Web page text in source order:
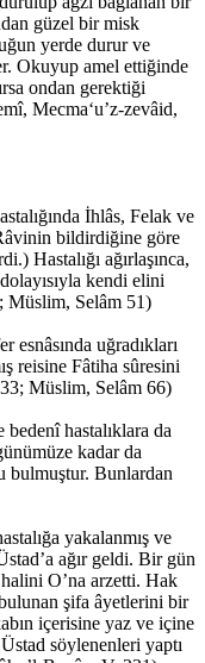
güzel bir misk
yerde durur ve
Okuyup amel ettiğinde
ondan gerektiği
Mecma‘u’z-zevâid,
İhlâs, Felak ve
bildirdiğine göre
Hastalığı ağırlaşınca,
kendi elini
Müslim, Selâm 51)
uğradıkları
reisine Fâtiha sûresini
Müslim, Selâm 66)
hastalıklara da
kadar da
bulmuştur. Bunlardan
yakalanmış ve
ağır geldi. Bir gün
O’na arzetti. Hak
şifa âyetlerini bir
içerisine yaz ve içine
söylenenleri yaptı